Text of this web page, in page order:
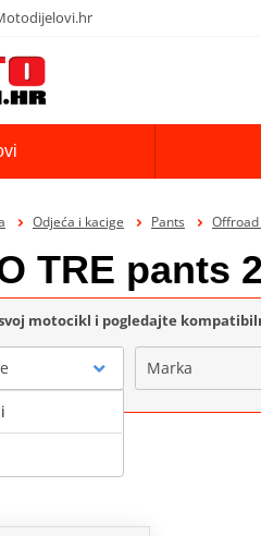
Odjeća i kacige Pants Offroad
TRE pants
motocikl i pogledajte
Marka